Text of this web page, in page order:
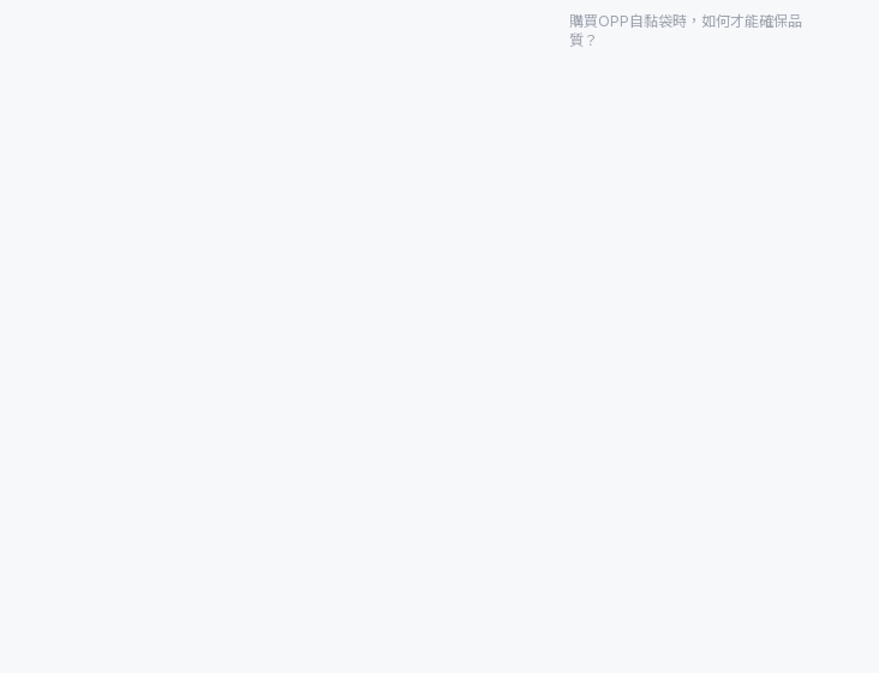
購買OPP自黏袋時，如何才能確保品
質？